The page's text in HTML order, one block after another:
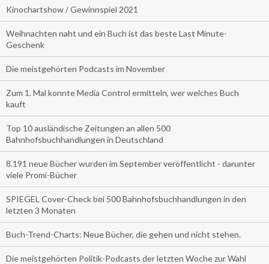
Kinochartshow / Gewinnspiel 2021
Weihnachten naht und ein Buch ist das beste Last Minute-
Geschenk
Die meistgehörten Podcasts im November
Zum 1. Mal konnte Media Control ermitteln, wer welches Buch
kauft
Top 10 ausländische Zeitungen an allen 500
Bahnhofsbuchhandlungen in Deutschland
8.191 neue Bücher wurden im September veröffentlicht - darunter
viele Promi-Bücher
SPIEGEL Cover-Check bei 500 Bahnhofsbuchhandlungen in den
letzten 3 Monaten
Buch-Trend-Charts: Neue Bücher, die gehen und nicht stehen.
Die meistgehörten Politik-Podcasts der letzten Woche zur Wahl